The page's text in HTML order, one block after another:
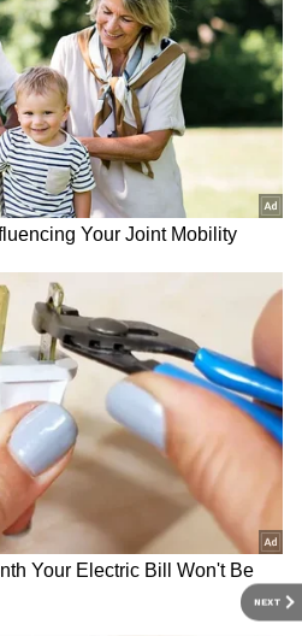
NEXT
ಕೇವಲ ರೂ. 1,59,999ಕ್ಕೆ
ರೂ. 40,000 ಉಳಿತಾಯ.
ಫೋನ್ ಬಯಸುವವರಿಗೆ
1,59,999 ಬೆಲೆಯ ಫೋನ್
Vivo V60e
ಬೆಲೆ 34,990 ಆಗಿದ್ದು,
5ಜಿ ಮೂಲ ಬೆಲೆ ರೂ. 1,19,999
ಸಿಗುತ್ತಿದೆ.